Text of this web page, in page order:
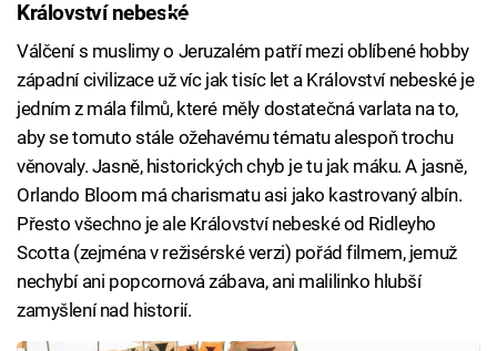
Failed to fetch
Království nebeské
Válčení s muslimy o Jeruzalém patří mezi oblíbené hobby
západní civilizace už víc jak tisíc let a Království nebeské je
jedním z mála filmů, které měly dostatečná varlata na to,
aby se tomuto stále ožehavému tématu alespoň trochu
věnovaly. Jasně, historických chyb je tu jak máku. A jasně,
Orlando Bloom má charismatu asi jako kastrovaný albín.
Přesto všechno je ale Království nebeské od Ridleyho
Scotta (zejména v režisérské verzi) pořád filmem, jemuž
nechybí ani popcornová zábava, ani malilinko hlubší
zamyšlení nad historií.